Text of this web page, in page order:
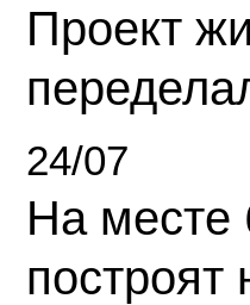
Проект
24/07
На месте